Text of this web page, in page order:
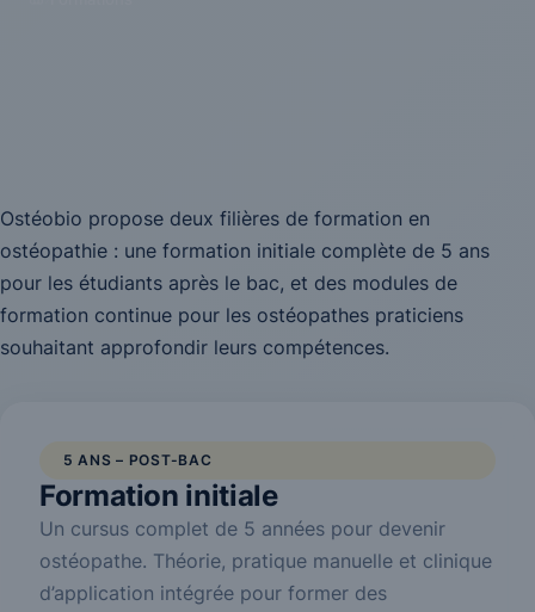
Ostéobio propose deux filières de formation en
ostéopathie : une formation initiale complète de 5 ans
pour les étudiants après le bac, et des modules de
formation continue pour les ostéopathes praticiens
souhaitant approfondir leurs compétences.
5 ANS – POST-BAC
Formation initiale
Un cursus complet de 5 années pour devenir
ostéopathe. Théorie, pratique manuelle et clinique
d’application intégrée pour former des